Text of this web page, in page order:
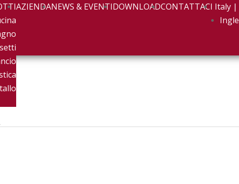
AZIENDANEWS & EVENTIDOWNLOADCONTATTACI Italy |